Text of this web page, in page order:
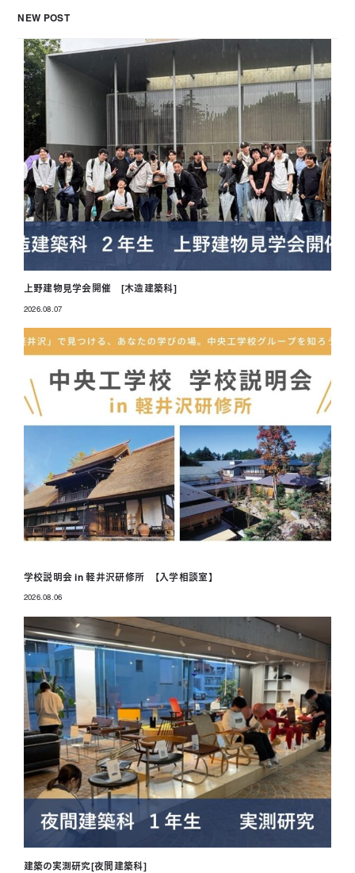
NEW POST
上野建物見学会開催 [木造建築科]
2026.08.07
学校説明会 in 軽井沢研修所 【入学相談室】
2026.08.06
建築の実測研究[夜間建築科]